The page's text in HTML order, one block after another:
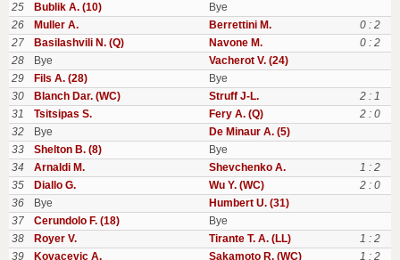
25
Bublik A. (10)
Bye
26
Muller A. Berrettini M.
0 : 2
27
Basilashvili N. (Q) Navone M.
0 : 2
28
Bye
Vacherot V. (24)
29
Fils A. (28)
Bye
30
Blanch Dar. (WC) Struff J-L.
2 : 1
31
Tsitsipas S. Fery A. (Q)
2 : 0
32
Bye
De Minaur A. (5)
33
Shelton B. (8)
Bye
34
Arnaldi M. Shevchenko A.
1 : 2
35
Diallo G. Wu Y. (WC)
2 : 0
36
Bye
Humbert U. (31)
37
Cerundolo F. (18)
Bye
38
Royer V. Tirante T. A. (LL)
1 : 2
39
Kovacevic A. Sakamoto R. (WC) 1 : 2